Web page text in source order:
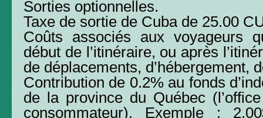
Sorties optionnelles.
Taxe de sortie de Cuba de 25.00
Coûts associés aux voyageurs
début de l’itinéraire, ou après
de déplacements, d’hébergement,
Contribution de 0.2% au fonds
de la province du Québec
consommateur). Exemple :